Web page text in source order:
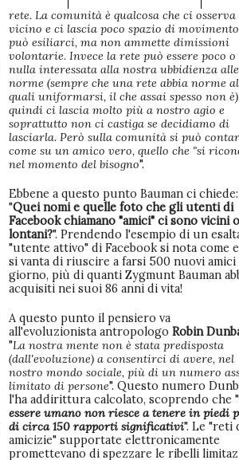
rete. La comunità è qualcosa che ci osserva
vicino e ci lascia poco spazio di
può esiliarci, ma non ammette dimissioni
volontarie. Invece la rete può essere poco o
nulla interessata alla nostra ubbidienza
norme (sempre che una rete abbia norme
quali uniformarsi, il che assai spesso non
quindi ci lascia molto più a nostro agio e
soprattutto non ci castiga se decidiamo di
lasciarla. Però sulla comunità si può
come su un amico vero, quello che "si
nel momento del bisogno".
Ebbene a questo punto Bauman ci chiede:
"Quei nomi e quelle foto che gli utenti di
Facebook chiamano "amici" ci sono vicini o
lontani?". Prendendo l'esempio di un
"utente attivo" di Facebook si nota come
si vanta di riuscire a farsi 500 nuovi amici
giorno, più di quanti Zygmunt Bauman
acquisiti nei suoi 86 anni di vita!
A questo punto il pensiero va
all'evoluzionista antropologo Robin
"La nostra mente non è stata predisposta
(dall'evoluzione) a consentirci di avere, nel
nostro mondo sociale, più di un numero
limitato di persone". Questo numero
l'ha addirittura calcolato, scoprendo che "
essere umano non riesce a tenere in piedi
di circa 150 rapporti significativi". Le "reti
amicizie" supportate elettronicamente
promettevano di spezzare le ribelli